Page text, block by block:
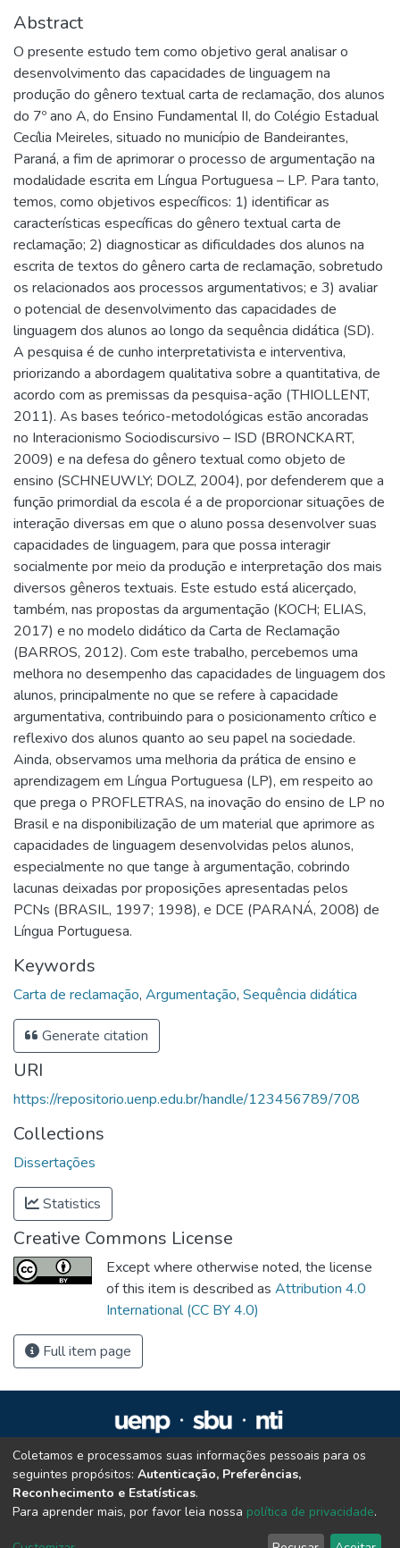
Abstract
O presente estudo tem como objetivo geral analisar o
desenvolvimento das capacidades de linguagem na
produção do gênero textual carta de reclamação, dos alunos
do 7º ano A, do Ensino Fundamental II, do Colégio Estadual
Cecília Meireles, situado no município de Bandeirantes,
Paraná, a fim de aprimorar o processo de argumentação na
modalidade escrita em Língua Portuguesa – LP. Para tanto,
temos, como objetivos específicos: 1) identificar as
características específicas do gênero textual carta de
reclamação; 2) diagnosticar as dificuldades dos alunos na
escrita de textos do gênero carta de reclamação, sobretudo
os relacionados aos processos argumentativos; e 3) avaliar
o potencial de desenvolvimento das capacidades de
linguagem dos alunos ao longo da sequência didática (SD).
A pesquisa é de cunho interpretativista e interventiva,
priorizando a abordagem qualitativa sobre a quantitativa, de
acordo com as premissas da pesquisa-ação (THIOLLENT,
2011). As bases teórico-metodológicas estão ancoradas
no Interacionismo Sociodiscursivo – ISD (BRONCKART,
2009) e na defesa do gênero textual como objeto de
ensino (SCHNEUWLY; DOLZ, 2004), por defenderem que a
função primordial da escola é a de proporcionar situações de
interação diversas em que o aluno possa desenvolver suas
capacidades de linguagem, para que possa interagir
socialmente por meio da produção e interpretação dos mais
diversos gêneros textuais. Este estudo está alicerçado,
também, nas propostas da argumentação (KOCH; ELIAS,
2017) e no modelo didático da Carta de Reclamação
(BARROS, 2012). Com este trabalho, percebemos uma
melhora no desempenho das capacidades de linguagem dos
alunos, principalmente no que se refere à capacidade
argumentativa, contribuindo para o posicionamento crítico e
reflexivo dos alunos quanto ao seu papel na sociedade.
Ainda, observamos uma melhoria da prática de ensino e
aprendizagem em Língua Portuguesa (LP), em respeito ao
que prega o PROFLETRAS, na inovação do ensino de LP no
Brasil e na disponibilização de um material que aprimore as
capacidades de linguagem desenvolvidas pelos alunos,
especialmente no que tange à argumentação, cobrindo
lacunas deixadas por proposições apresentadas pelos
PCNs (BRASIL, 1997; 1998), e DCE (PARANÁ, 2008) de
Língua Portuguesa.
Keywords
Carta de reclamação, Argumentação, Sequência didática
Generate citation
URI
https://repositorio.uenp.edu.br/handle/123456789/708
Collections
Dissertações
Statistics
Creative Commons License
Except where otherwise noted, the license
of this item is described as Attribution 4.0
International (CC BY 4.0)
Full item page
Repositório Institucional da UENP
repositorio@uenp.edu.br
Cookie settings | Privacy policy | End User Agreement Send Feedback
Coletamos e processamos suas informações pessoais para os
seguintes propósitos: Autenticação, Preferências,
Reconhecimento e Estatísticas.
Para aprender mais, por favor leia nossa política de privacidade.